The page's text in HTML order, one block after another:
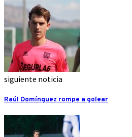
siguiente noticia
Raúl Domínguez rompe a golear